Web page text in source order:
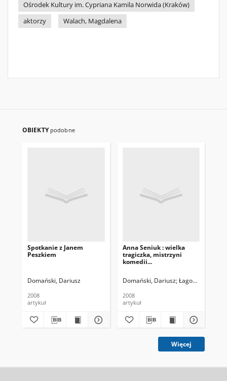
Ośrodek Kultury im. Cypriana Kamila Norwida (Kraków)
aktorzy
Walach, Magdalena
OBIEKTY podobne
Spotkanie z Janem
Peszkiem
Domański, Dariusz
2008
artykuł
Anna Seniuk : wielka
tragiczka, mistrzyni
komedii...
Domański, Dariusz Łagocki,
2008
artykuł
Więcej